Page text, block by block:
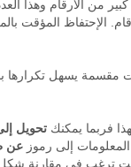
على الإحتفاظ المؤقت بالمعلومات تتراوح بين 5 و 9
مقسمة يسهل تكرارها
فربما يمكنك تحويل
إلى رموز عن
ترغب في مقارنة شكل